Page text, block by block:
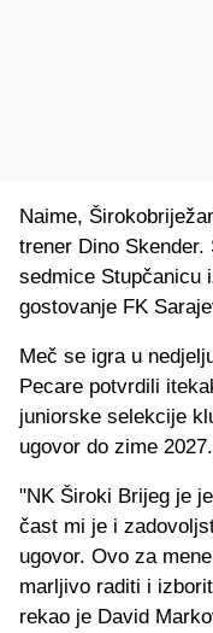
Naime,
trener Dino
sedmice Stupčanicu
gostovanje FK
Meč se igra u
Pecare potvrdili
juniorske selekcije
ugovor do zime
"NK Široki Brijeg je
čast mi je i
ugovor. Ovo za
marljivo raditi i
rekao je David